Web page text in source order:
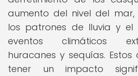
aumento del nivel del
los patrones de lluvia y el
eventos climáticos
huracanes y sequías.
tener un impacto